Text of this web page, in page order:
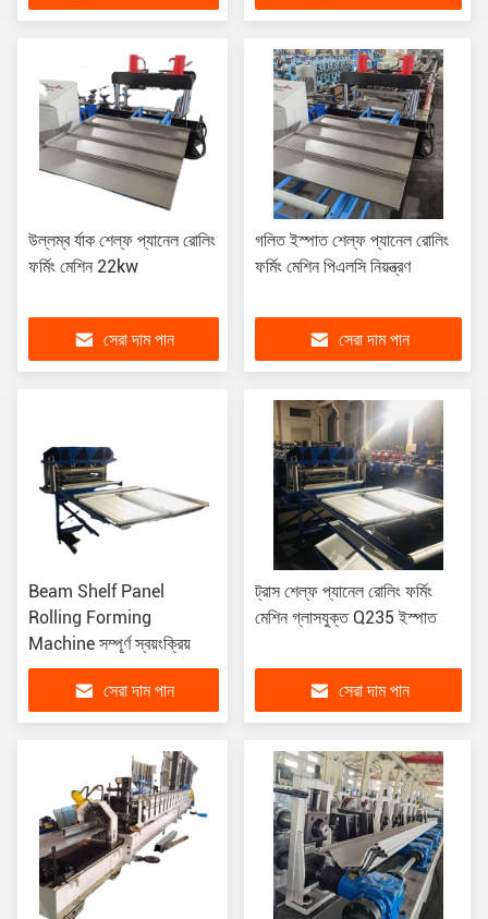
উল্লম্ব র্যাক শেল্ফ প্যানেল রোলিং
ফর্মিং মেশিন 22kw
সেরা দাম পান
গলিত ইস্পাত শেল্ফ প্যানেল রোলিং
ফর্মিং মেশিন পিএলসি নিয়ন্ত্রণ
সেরা দাম পান
Beam Shelf Panel
Rolling Forming
Machine সম্পূর্ণ স্বয়ংক্রিয়
সেরা দাম পান
ট্রাস শেল্ফ প্যানেল রোলিং ফর্মিং
মেশিন গ্লাসযুক্ত Q235 ইস্পাত
সেরা দাম পান